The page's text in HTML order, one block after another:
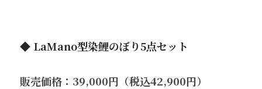
◆ LaMano型染鯉のぼり5点セット
販売価格：39,000円（税込42,900円）